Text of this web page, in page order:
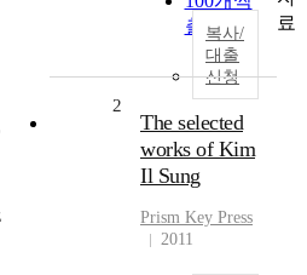
출력복사/
대출
신청
2
The selected
works of Kim
Il Sung
Prism Key Press
2011
료